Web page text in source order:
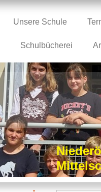
Unsere Schule
Schulbücherei